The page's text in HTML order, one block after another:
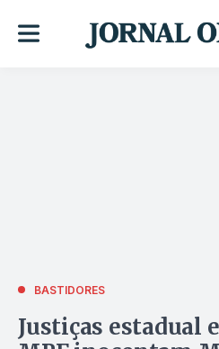
BASTIDORES
Justiças estadual